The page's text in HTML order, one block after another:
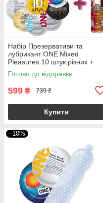
Набір Презервативи та
лубрикант ONE Mixed
Pleasures 10 штук різних +
змазка JO 30ml
Готово до відправки
599 ₴ 739 ₴
Купити
–10%